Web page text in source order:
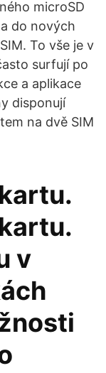
microSD
do nových
To vše je v
surfují po
a aplikace
disponují
na dvě SIM
v